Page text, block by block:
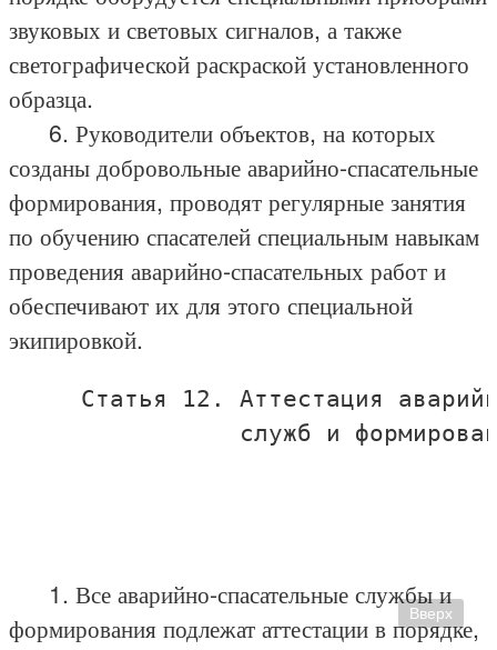
звуковых и световых сигналов, а также
светографической раскраской установленного
образца.
6. Руководители объектов, на которых
созданы добровольные аварийно-спасательные
формирования, проводят регулярные занятия
по обучению спасателей специальным навыкам
проведения аварийно-спасательных работ и
обеспечивают их для этого специальной
экипировкой.
Статья 12. Аттестация
служб и
1. Все аварийно-спасательные службы и
формирования подлежат аттестации в порядке,
Вверх